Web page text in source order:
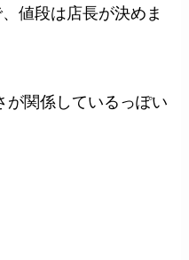
値段は店長が決めま
が関係しているっぽい